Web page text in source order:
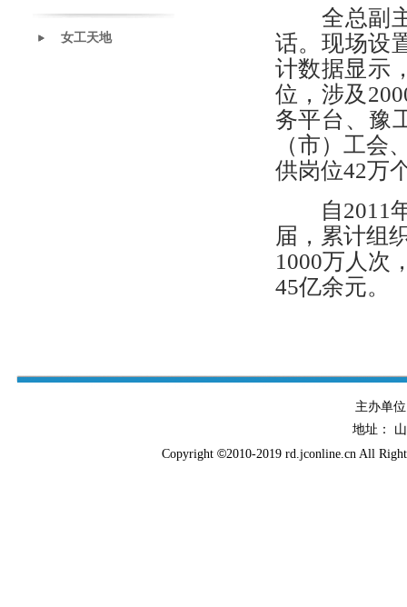
女工天地
全总副主
话。现场设
计数据显示
位，涉及
务平台、豫
（市）工会
供岗位42万
自2011年
届，累计组
1000万人次
45亿余元。
主办
地址：
Copyright ©2010-2019 rd.jconline.cn All